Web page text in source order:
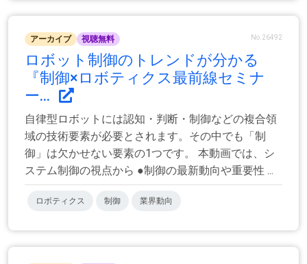
アーカイブ 視聴無料 No.26492
ロボット制御のトレンドが分かる
『制御×ロボティクス最前線セミナ
ー...
自律型ロボットには認知・判断・制御などの複合領
域の技術要素が必要とされます。その中でも「制
御」は欠かせない要素の1つです。 本動画では、シ
ステム制御の視点から ●制御の最新動向や重要性 ...
ロボティクス 制御 業界動向